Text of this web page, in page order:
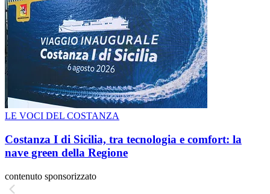
LE VOCI DEL COSTANZA
Costanza I di Sicilia, tra tecnologia e comfort: la
nave green della Regione
contenuto sponsorizzato